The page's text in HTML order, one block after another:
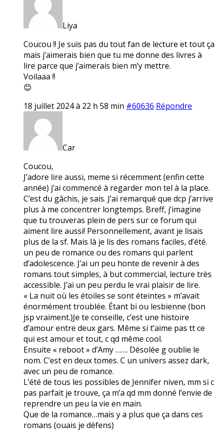
Liya
Coucou !! Je suis pas du tout fan de lecture et tout ça
mais j’aimerais bien que tu me donne des livres à
lire parce que j’aimerais bien m’y mettre.
Voilaaa !!
😊
18 juillet 2024 à 22 h 58 min #60636 Répondre
Car
Coucou,
J’adore lire aussi, meme si récemment (enfin cette
année) j’ai commencé à regarder mon tel à la place.
C’est du gâchis, je sais. J’ai remarqué que dcp j’arrive
plus à me concentrer longtemps. Breff, j’imagine
que tu trouveras plein de pers sur ce forum qui
aiment lire aussi! Personnellement, avant je lisais
plus de la sf. Mais là je lis des romans faciles, d’été.
un peu de romance ou des romans qui parlent
d’adolescence. J’ai un peu honte de revenir à des
romans tout simples, à but commercial, lecture très
accessible. J’ai un peu perdu le vrai plaisir de lire.
« La nuit où les étoiles se sont éteintes » m’avait
énormément troublée. Étant bi ou lesbienne (bon
jsp vraiment.)Je te conseille, c’est une histoire
d’amour entre deux gars. Même si t’aime pas tt ce
qui est amour et tout, c qd même cool.
Ensuite « reboot » d’Amy ……. Désolée g oublie le
nom. C’est en deux tomes. C un univers assez dark,
avec un peu de romance.
L’été de tous les possibles de Jennifer niven, mm si c
pas parfait je trouve, ça m’a qd mm donné l’envie de
reprendre un peu la vie en main.
Que de la romance…mais y a plus que ça dans ces
romans (ouais je défens)